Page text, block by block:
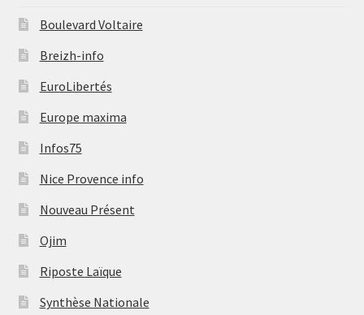
Boulevard Voltaire
Breizh-info
EuroLibertés
Europe maxima
Infos75
Nice Provence info
Nouveau Présent
Ojim
Riposte Laïque
Synthèse Nationale